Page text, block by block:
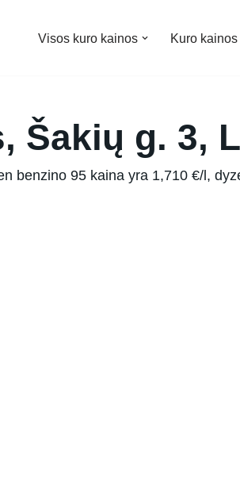
Visos kuro kainos Kuro
Šakių g. 3,
benzino 95 kaina yra 1,710 €/l,